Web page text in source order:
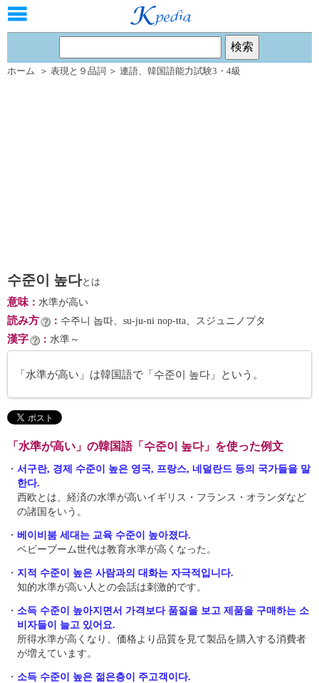
ホーム ＞ 表現と９品詞 ＞ 連語、 韓国語能力試験3・4級
수준이 높다とは
意味： 水準が高い
読み方 ： 수주니 놉따、su-ju-ni nop-tta、スジュニノプタ
漢字 ： 水準～
「水準が高い」は韓国語で「수준이 높다」という。
「水準が高い」の韓国語「수준이 높다」を使った例文
・ 서구란, 경제 수준이 높은 영국, 프랑스, 네덜란드 등의 국가들을 말
한다.
西欧とは、経済の水準が高いイギリス・フランス・オランダなど
の諸国をいう。
・ 베이비붐 세대는 교육 수준이 높아졌다.
ベビーブーム世代は教育水準が高くなった。
・ 지적 수준이 높은 사람과의 대화는 자극적입니다.
知的水準が高い人との会話は刺激的です。
・ 소득 수준이 높아지면서 가격보다 품질을 보고 제품을 구매하는 소
비자들이 늘고 있어요.
所得水準が高くなり、価格より品質を見て製品を購入する消費者
が増えています。
・ 소득 수준이 높은 젊은층이 주고객이다.